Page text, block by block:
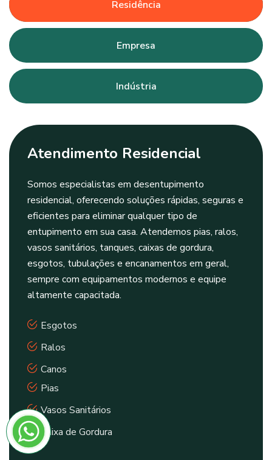
Residência
Empresa
Indústria
Atendimento Residencial
Somos especialistas em desentupimento
residencial, oferecendo soluções rápidas, seguras e
eficientes para eliminar qualquer tipo de
entupimento em sua casa. Atendemos pias, ralos,
vasos sanitários, tanques, caixas de gordura,
esgotos, tubulações e encanamentos em geral,
sempre com equipamentos modernos e equipe
altamente capacitada.
Esgotos
Ralos
Canos
Pias
Vasos Sanitários
Caixa de Gordura